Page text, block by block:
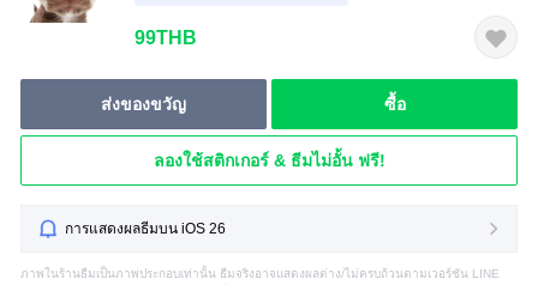
99THB
ส่งของขวัญ ซื้อ
ลองใช้สติกเกอร์ & ธีมไม่อั้น ฟรี!
การแสดงผลธีมบน iOS 26
ภาพในร้านธีมเป็นภาพประกอบเท่านั้น ธีมจริงอาจแสดงผลต่าง/ไม่ครบถ้วนตามเวอร์ชัน LINE